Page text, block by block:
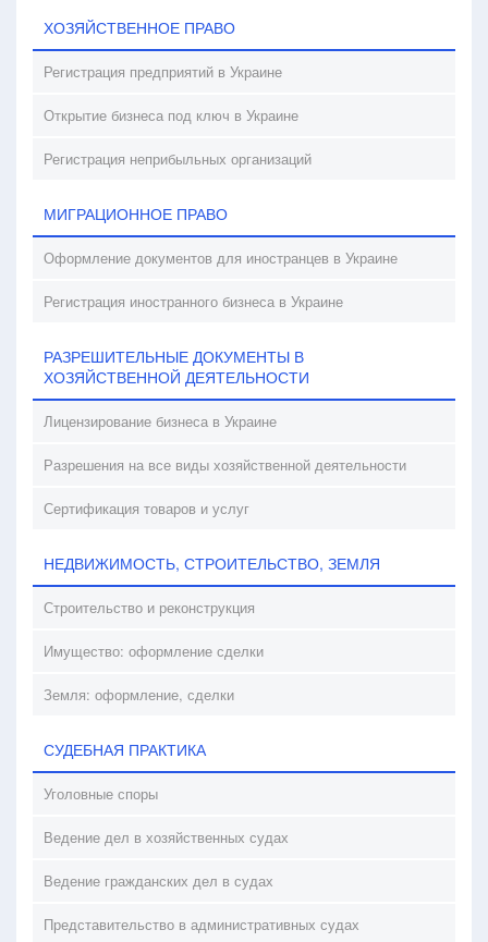
ХОЗЯЙСТВЕННОЕ ПРАВО
Регистрация предприятий в Украине
Открытие бизнеса под ключ в Украине
Регистрация неприбыльных организаций
МИГРАЦИОННОЕ ПРАВО
Оформление документов для иностранцев в Украине
Регистрация иностранного бизнеса в Украине
РАЗРЕШИТЕЛЬНЫЕ ДОКУМЕНТЫ В
ХОЗЯЙСТВЕННОЙ ДЕЯТЕЛЬНОСТИ
Лицензирование бизнеса в Украине
Разрешения на все виды хозяйственной деятельности
Сертификация товаров и услуг
НЕДВИЖИМОСТЬ, СТРОИТЕЛЬСТВО, ЗЕМЛЯ
Строительство и реконструкция
Имущество: оформление сделки
Земля: оформление, сделки
СУДЕБНАЯ ПРАКТИКА
Уголовные споры
Ведение дел в хозяйственных судах
Ведение гражданских дел в судах
Представительство в административных судах